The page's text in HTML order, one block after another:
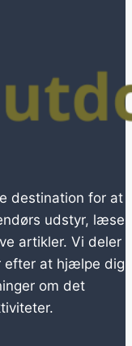
destination for at
udstyr, læse
artikler. Vi deler
efter at hjælpe dig
om det